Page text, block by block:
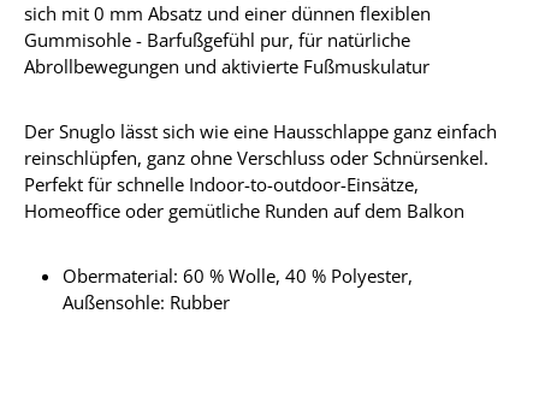
sich mit 0 mm Absatz und einer dünnen flexiblen
Gummisohle - Barfußgefühl pur, für natürliche
Abrollbewegungen und aktivierte Fußmuskulatur
Der Snuglo lässt sich wie eine Hausschlappe ganz einfach
reinschlüpfen, ganz ohne Verschluss oder Schnürsenkel.
Perfekt für schnelle Indoor-to-outdoor-Einsätze,
Homeoffice oder gemütliche Runden auf dem Balkon
Obermaterial: 60 % Wolle, 40 % Polyester,
Außensohle: Rubber